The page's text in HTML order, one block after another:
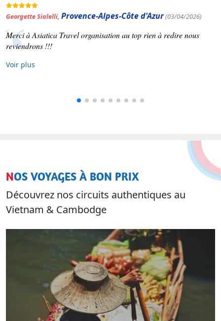
Patrick Varinard,Occitanie(19/03/2026)
Asiatica travel nous a concocté un voyage selon nos souhaits.
NOS VOYAGES À BON PRIX
Découvrez nos circuits authentiques au
Vietnam & Cambodge